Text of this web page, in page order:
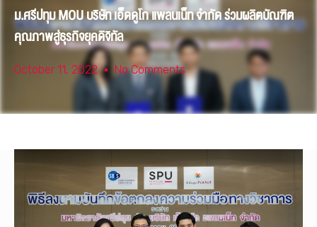
ม.ศรีปทุม MOU บริษัท เอ็ดดูโก แพลนเน็ท จำกัด ร่วมผลิตบัณฑิต
คุณภาพสู่ธุรกิจยุคดิจิทัล
October 11, 2022 No Comments